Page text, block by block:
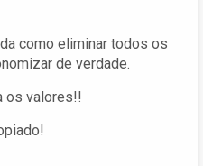
como eliminar todos os
de verdade.
os valores!!